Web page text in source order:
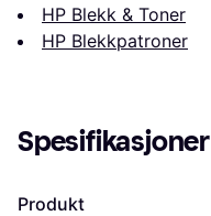
HP Blekk & Toner
HP Blekkpatroner
Spesifikasjoner
Produkt